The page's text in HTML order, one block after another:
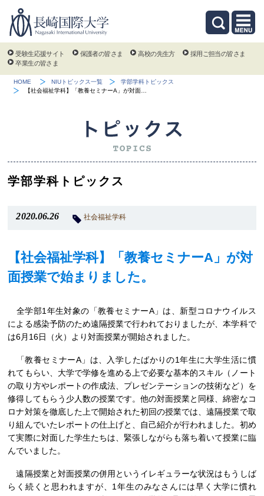
受験生応援サイト 保護者の皆さま 高校の先生方
採用ご担当の皆さま
卒業生の皆さま
HOME NIUトピックス一覧
学部学科トピックス
【社会福祉学科】「教養セミナーA」が対面…
学部学科トピックス
2020.06.26 社会福祉学科
【社会福祉学科】「教養セミナーA」が対
面授業で始まりました。
全学部1年生対象の「教養セミナーA」は、新型コロナウイルス
による感染予防のため遠隔授業で行われておりましたが、本学科で
は6月16日（火）より対面授業が開始されました。
「教養セミナーA」は、入学したばかりの1年生に大学生活に慣
れてもらい、大学で学修を進める上で必要な基本的スキル（ノート
の取り方やレポートの作成法、プレゼンテーションの技術など）を
修得してもらう少人数の授業です。他の対面授業と同様、綿密なコ
ロナ対策を徹底した上で開始された初回の授業では、遠隔授業で取
り組んでいたレポートの仕上げと、自己紹介が行われました。初め
て実際に対面した学生たちは、緊張しながらも落ち着いて授業に臨
んでいました。
遠隔授業と対面授業の併用というイレギュラーな状況はもうしば
らく続くと思われますが、1年生のみなさんには早く大学に慣れ